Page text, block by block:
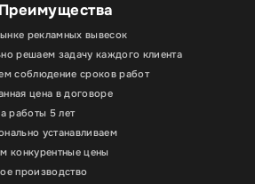
Преимущества
рекламных вывесок
решаем задачу каждого клиента
соблюдение сроков работ
цена в договоре
работы 5 лет
устанавливаем
конкурентные цены
производство